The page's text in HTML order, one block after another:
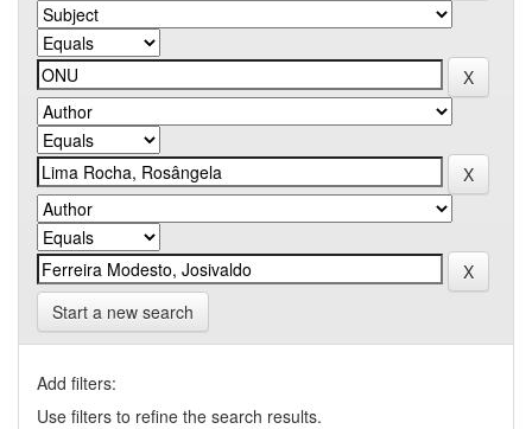
Start a new search
Add filters:
Use filters to refine the search results.